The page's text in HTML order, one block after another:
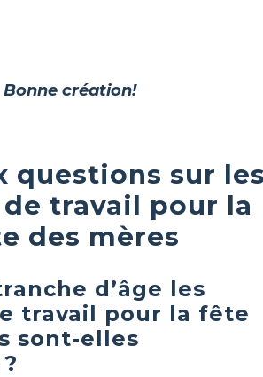
Bonne création!
questions sur
travail pour la
des mères
d’âge les
travail pour la fête
sont-elles